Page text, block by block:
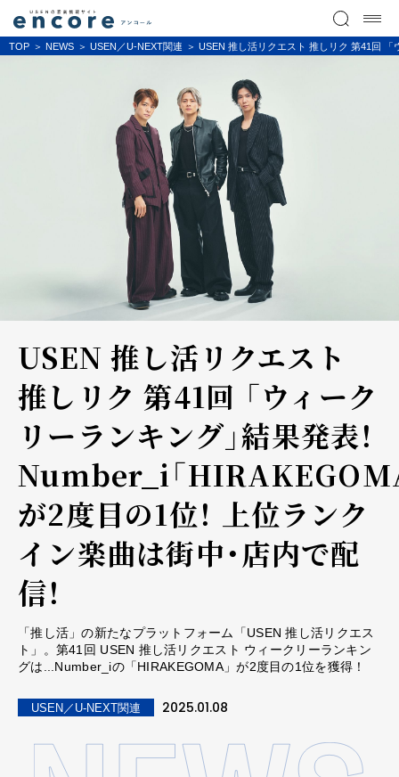
TOP NEWS USEN／U-NEXT関連 USEN 推し活リクエスト 推しリク 第41回
USEN 推し活リクエスト
推しリク 第41回 「ウィーク
リーランキング」結果発表！
Number_i「
が2度目の1位！ 上位ランク
イン楽曲は街中・店内で配
信！
「推し活」の新たなプラットフォーム「USEN 推し活リクエス
ト」。第41回 USEN 推し活リクエスト ウィークリーランキン
グは...Number_iの「HIRAKEGOMA」が2度目の1位を獲得！
USEN／U-NEXT関連 2025.01.08